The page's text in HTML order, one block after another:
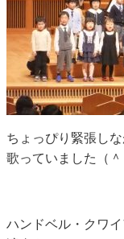
ちょっぴり緊張し
歌っていました（＾
ハンドベル・クワ